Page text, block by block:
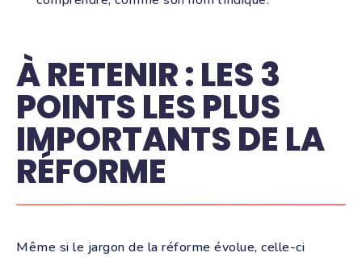
À RETENIR : LES 3
POINTS LES PLUS
IMPORTANTS DE LA
RÉFORME
Même si le jargon de la réforme évolue, celle-ci